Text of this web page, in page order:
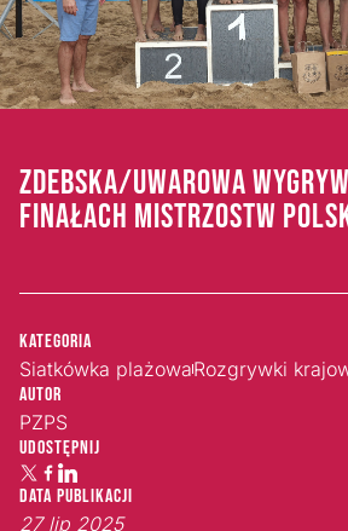
ZDEBSKA/UWAROWA
FINAŁACH MISTRZOSTW
Kategoria
Siatkówka plażowaRozgrywki
Autor
PZPS
Udostępnij
Data publikacji
27 lip 2025